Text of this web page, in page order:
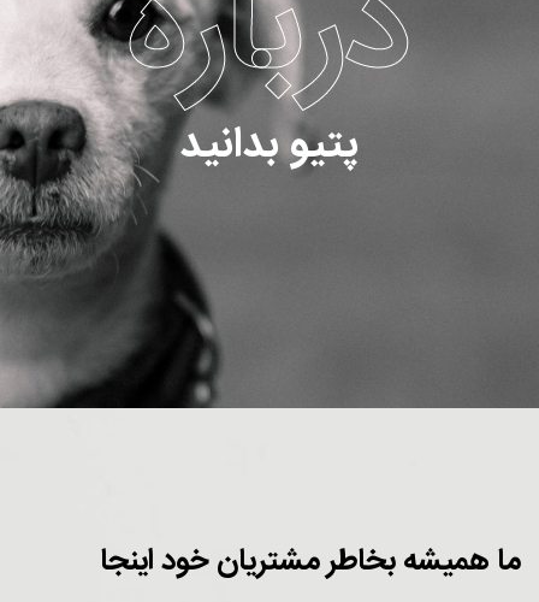
پتیو بدانید
ما همیشه بخاطر مشتریان خود اینجا